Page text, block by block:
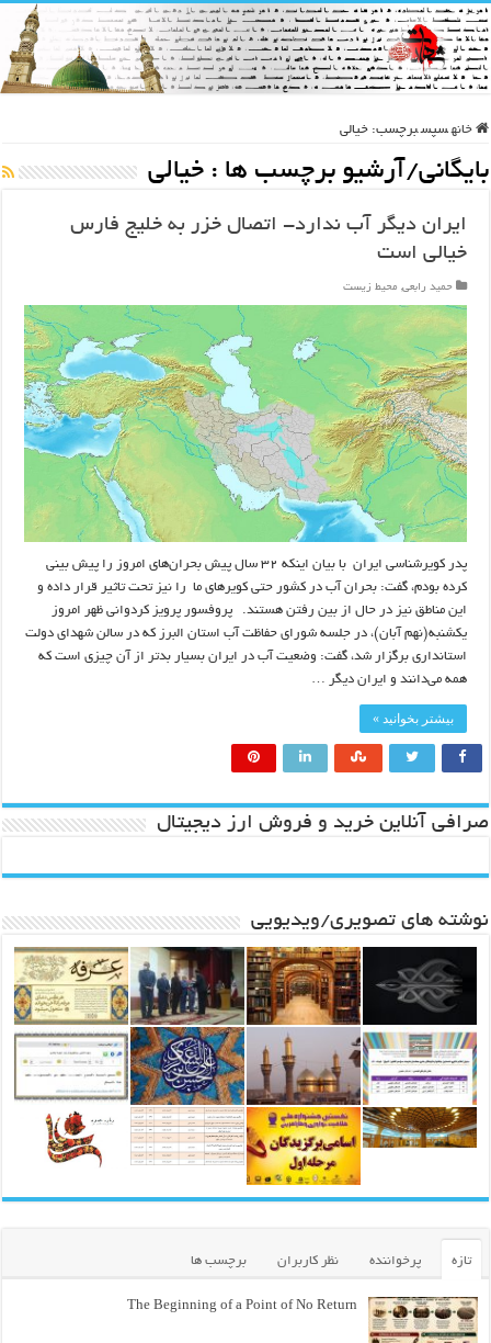
خانه سپس برچسب: خیالی
بایگانی/آرشیو برچسب ها : خیالی
ایران دیگر آب ندارد- اتصال خزر به خلیج فارس
خیالی است
حمید رابعی, محیط زیست
پدر کویرشناسی ایران با بیان اینکه ۳۲ سال پیش بحران‌های امروز را پیش بینی
کرده بودم، گفت: بحران آب در کشور حتی کویرهای ما را نیز تحت تاثیر قرار داده و
این مناطق نیز در حال از بین رفتن هستند. پروفسور پرویز کردوانی ظهر امروز
یکشنبه(نهم آبان)، در جلسه شورای حفاظت آب استان البرز که در سالن شهدای دولت
استانداری برگزار شد، گفت: وضعیت آب در ایران بسیار بدتر از آن چیزی است که
همه می‌دانند و ایران دیگر …
بیشتر بخوانید »
صرافی آنلاین خرید و فروش ارز دیجیتال
نوشته های تصویری/ویدیویی
تازه پرخواننده نظر کاربران برچسب ها
The Beginning of a Point of No Return